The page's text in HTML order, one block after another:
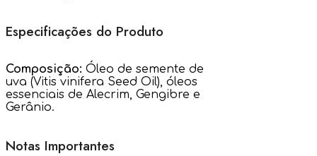
Especificações do Produto
Composição: Óleo de semente de
uva (Vitis vinifera Seed Oil), óleos
essenciais de Alecrim, Gengibre e
Gerânio.
Notas Importantes